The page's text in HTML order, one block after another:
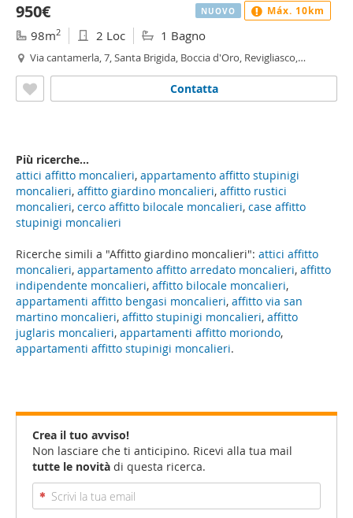
Ricerche simili a "Affitto giardino moncalieri": attici affitto
moncalieri, appartamento affitto arredato moncalieri, affitto
indipendente moncalieri, affitto bilocale moncalieri,
appartamenti affitto bengasi moncalieri, affitto via san
martino moncalieri, affitto stupinigi moncalieri, affitto
juglaris moncalieri, appartamenti affitto moriondo,
appartamenti affitto stupinigi moncalieri.
950€
98m2 2 Loc 1 Bagno
Via cantamerla, 7, Santa Brigida, Boccia d'Oro, Revigliasco,
Contatta
NUOVO Máx. 10km
Più ricerche...
attici affitto moncalieri, appartamento affitto stupinigi
moncalieri, affitto giardino moncalieri, affitto rustici
moncalieri, cerco affitto bilocale moncalieri, case affitto
stupinigi moncalieri
Crea il tuo avviso!
Non lasciare che ti anticipino. Ricevi alla tua mail
tutte le novità di questa ricerca.